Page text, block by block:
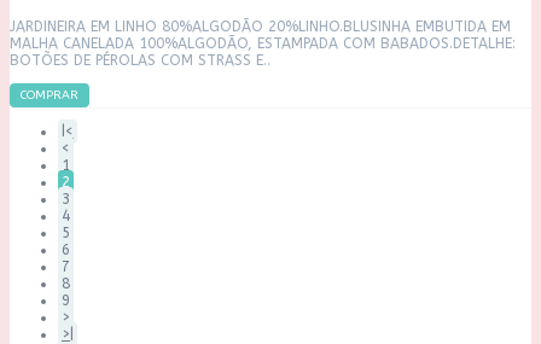
JARDINEIRA EM LINHO 80%ALGODÃO 20%LINHO.BLUSINHA EMBUTIDA EM
MALHA CANELADA 100%ALGODÃO, ESTAMPADA COM BABADOS.DETALHE:
BOTÕES DE PÉROLAS COM STRASS E..
COMPRAR
|<
<
1
2
3
4
5
6
7
8
9
>
>|